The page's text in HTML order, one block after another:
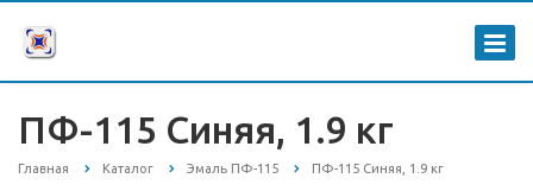
ПФ-115 Синяя, 1.9 кг
Главная Каталог Эмаль ПФ-115 ПФ-115 Синяя, 1.9 кг